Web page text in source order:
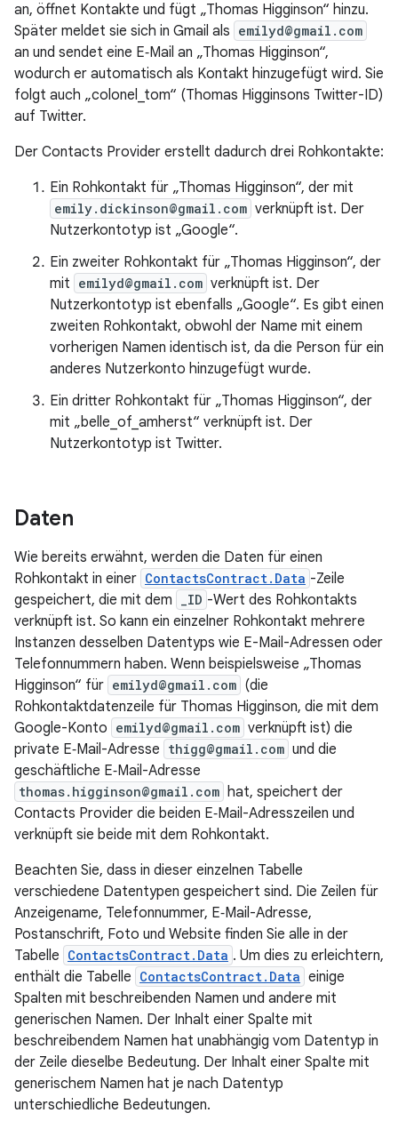
an, öffnet Kontakte und fügt „Thomas Higginson“ hinzu.
Später meldet sie sich in Gmail als emilyd@gmail.com
an und sendet eine E‑Mail an „Thomas Higginson“,
wodurch er automatisch als Kontakt hinzugefügt wird. Sie
folgt auch „colonel_tom“ (Thomas Higginsons Twitter-ID)
auf Twitter.
Der Contacts Provider erstellt dadurch drei Rohkontakte:
Ein Rohkontakt für „Thomas Higginson“, der mit
emily.dickinson@gmail.com verknüpft ist. Der
Nutzerkontotyp ist „Google“.
Ein zweiter Rohkontakt für „Thomas Higginson“, der
mit emilyd@gmail.com verknüpft ist. Der
Nutzerkontotyp ist ebenfalls „Google“. Es gibt einen
zweiten Rohkontakt, obwohl der Name mit einem
vorherigen Namen identisch ist, da die Person für ein
anderes Nutzerkonto hinzugefügt wurde.
Ein dritter Rohkontakt für „Thomas Higginson“, der
mit „belle_of_amherst“ verknüpft ist. Der
Nutzerkontotyp ist Twitter.
Daten
Wie bereits erwähnt, werden die Daten für einen
Rohkontakt in einer ContactsContract.Data -Zeile
gespeichert, die mit dem
_ID -Wert des Rohkontakts
verknüpft ist. So kann ein einzelner Rohkontakt mehrere
Instanzen desselben Datentyps wie E-Mail-Adressen oder
Telefonnummern haben. Wenn beispielsweise „Thomas
Higginson“ für emilyd@gmail.com (die
Rohkontaktdatenzeile für Thomas Higginson, die mit dem
Google-Konto emilyd@gmail.com verknüpft ist) die
private E‑Mail-Adresse thigg@gmail.com und die
geschäftliche E‑Mail-Adresse
thomas.higginson@gmail.com hat, speichert der
Contacts Provider die beiden E‑Mail-Adresszeilen und
verknüpft sie beide mit dem Rohkontakt.
Beachten Sie, dass in dieser einzelnen Tabelle
verschiedene Datentypen gespeichert sind. Die Zeilen für
Anzeigename, Telefonnummer, E‑Mail-Adresse,
Postanschrift, Foto und Website finden Sie alle in der
Tabelle ContactsContract.Data . Um dies zu erleichtern,
enthält die Tabelle ContactsContract.Data einige
Spalten mit beschreibenden Namen und andere mit
generischen Namen. Der Inhalt einer Spalte mit
beschreibendem Namen hat unabhängig vom Datentyp in
der Zeile dieselbe Bedeutung. Der Inhalt einer Spalte mit
generischem Namen hat je nach Datentyp
unterschiedliche Bedeutungen.